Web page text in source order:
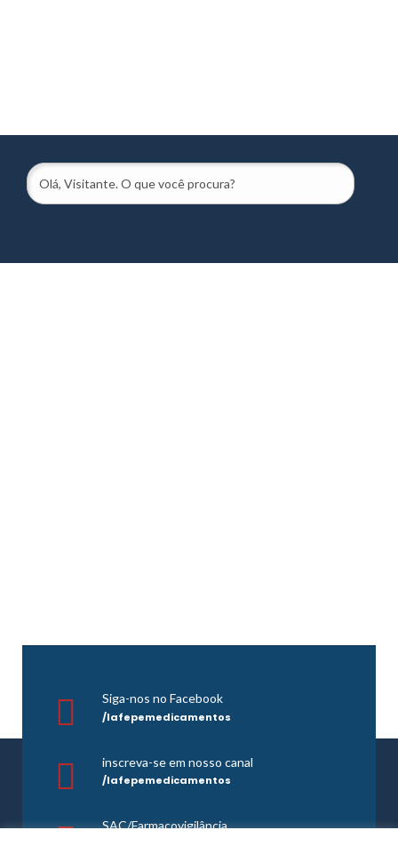
Siga-nos no Facebook
/lafepemedicamentos
inscreva-se em nosso canal
/lafepemedicamentos
SAC/Farmacovigilância